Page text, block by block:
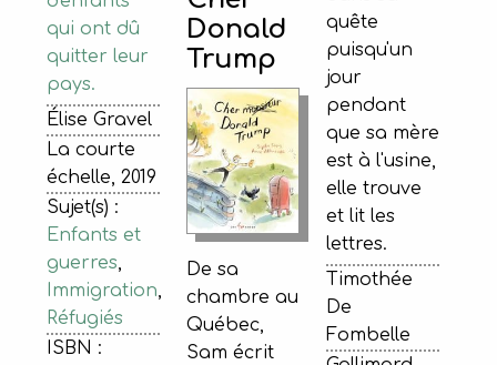
qui ont dû
quitter leur
pays.
Élise Gravel
La courte
échelle, 2019
Sujet(s) :
Enfants et
guerres,
Immigration,
Réfugiés
ISBN :
quête
puisqu'un
jour
pendant
que sa mère
est à l'usine,
elle trouve
et lit les
lettres.
Timothée
De
Fombelle
Donald
Trump
De sa
chambre au
Québec,
Sam écrit